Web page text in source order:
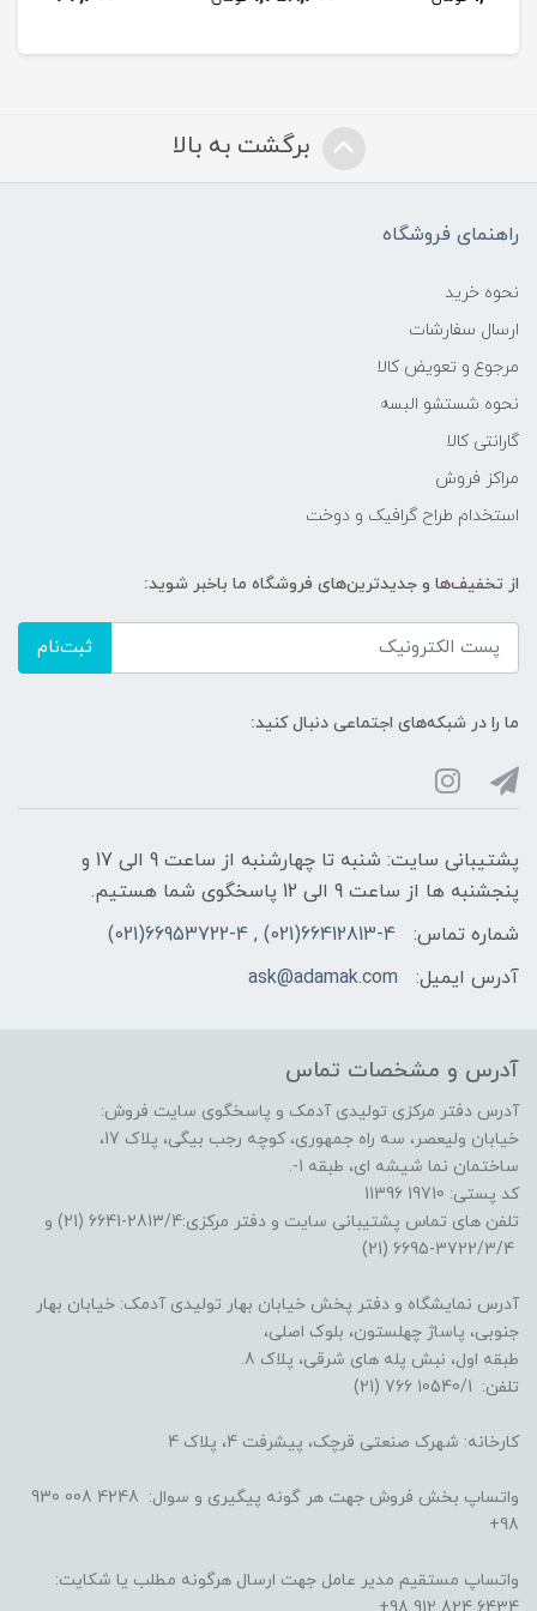
برگشت به بالا
راهنمای فروشگاه
نحوه خرید
ارسال سفارشات
مرجوع و تعویض کالا
نحوه شستشو البسه
گارانتی کالا
مراکز فروش
استخدام طراح گرافیک و دوخت
از تخفیف‌ها و جدیدترین‌های فروشگاه ما باخبر شوید:
ثبت‌نام
ما را در شبکه‌های اجتماعی دنبال کنید:
پشتیبانی سایت: شنبه تا چهارشنبه از ساعت 9 الی 17 و
پنجشنبه ها از ساعت 9 الی 12 پاسخگوی شما هستیم.
شماره تماس:
66412813-4(021) , 66953722-4(021)
آدرس ایمیل:
ask@adamak.com
آدرس و مشخصات تماس
آدرس دفتر مرکزی تولیدی آدمک و پاسخگوی سایت فروش:
خیابان ولیعصر، سه راه جمهوری، کوچه رجب بیگی، پلاک 17،
ساختمان نما شیشه ای، طبقه 1-.
کد پستی: 19710 11396
تلفن های تماس پشتیبانی سایت و دفتر مرکزی:2813/4-6641 (21) و
آدرس نمایشگاه و دفتر پخش خیابان بهار تولیدی آدمک: خیابان بهار
جنوبی، پاساژ چهلستون، بلوک اصلی،
طبقه اول، نبش پله های شرقی، پلاک 8.
تلفن: 10540/1 766 (21)
کارخانه: شهرک صنعتی قرچک، پیشرفت 4، پلاک 4
واتساپ بخش فروش جهت هر گونه پیگیری و سوال: 4248 008 930
98+
واتساپ مستقیم مدیر عامل جهت ارسال هرگونه مطلب یا شکایت: